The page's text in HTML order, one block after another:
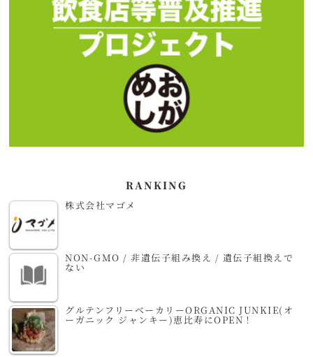
RANKING
株式会社マゴメ
NON-GMO / 非遺伝子組み換え / 遺伝子組換えで
ない
グルテンフリーベーカリーORGANIC JUNKIE(オ
ーガニック ジャンキー)恵比寿にOPEN！